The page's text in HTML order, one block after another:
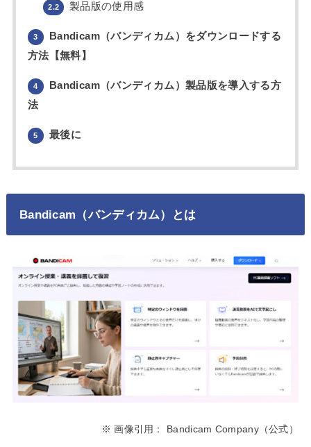
2.2 製品版の使用感
3
Bandicam（バンディカム）をダウンロードする
方法【無料】
4
Bandicam（バンディカム）製品版を導入する方
法
5 最後に
Bandicam（バンディカム）とは
※ 画像引用： Bandicam Company（公式）